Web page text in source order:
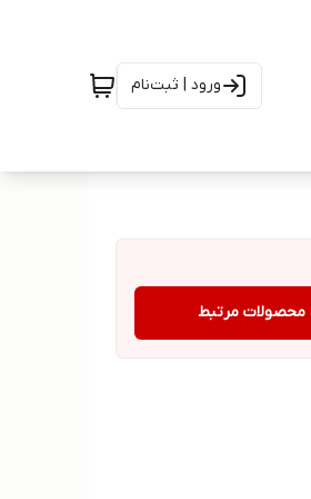
ورود | ثبت‌نام
محصولات مرتبط